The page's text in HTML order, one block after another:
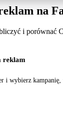
na
i porównać
reklam
i wybierz